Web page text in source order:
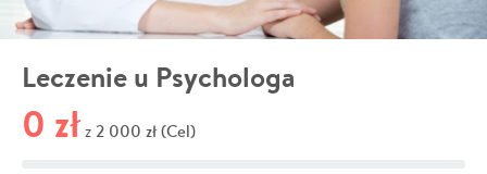
Leczenie u Psychologa
0 zł z 2 000 zł (Cel)